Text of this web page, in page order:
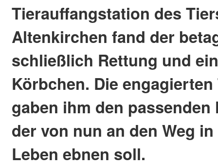
Tierauffangstation des
Altenkirchen fand der
schließlich Rettung und
Körbchen. Die
gaben ihm den passenden
der von nun an den Weg
Leben ebnen soll.